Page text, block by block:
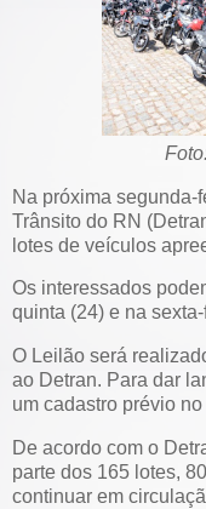
Na próxima segunda-
Trânsito do RN
lotes de veículos
Os interessados
quinta (24) e na
O Leilão será
ao Detran. Para dar
um cadastro prévio no
De acordo com o
parte dos 165 lotes,
continuar em